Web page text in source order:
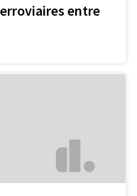
entre